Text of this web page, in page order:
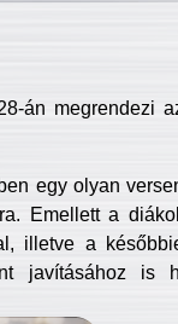
án megrendezi
egy olyan
Emellett a
illetve a
javításához is